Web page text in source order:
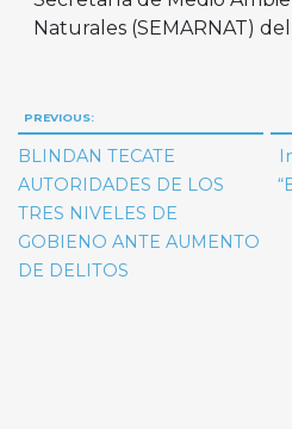
Naturales (SEMARNAT)
Navegación
de
entradas
PREVIOUS:
BLINDAN TECATE
AUTORIDADES DE LOS
TRES NIVELES DE
GOBIENO ANTE AUMENTO
DE DELITOS